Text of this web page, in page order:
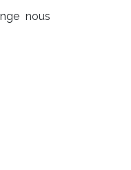
nous